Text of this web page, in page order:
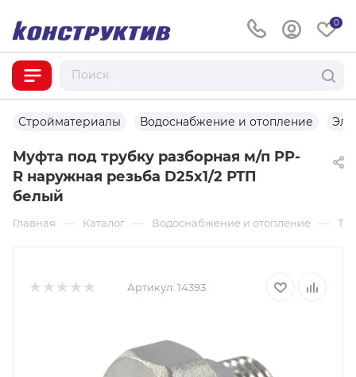
0
Стройматериалы Водоснабжение и отопление
Муфта под трубку разборная м/п PP-
R наружная резьба D25х1/2 РТП
белый
Главная — Каталог — Водоснабжение и отопление —
Артикул: 14393